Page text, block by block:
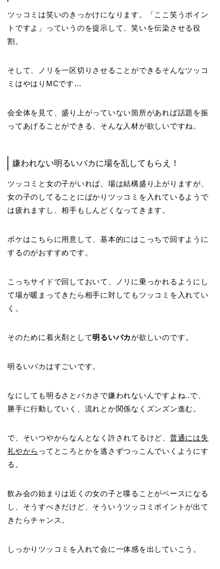
ツッコミは笑いのきっかけになります。「ここ笑うポイン
トですよ」っていうのを提示して、笑いを伝染させる役
割。
そして、ノリを一区切りさせることができるそんなツッコ
ミはやはりMCです…
会全体を見て、盛り上がっていない箇所があれば話題を振
ってあげることができる、そんな人材が欲しいですね。
嫌われない明るいバカに場を乱してもらえ！
ツッコミと女の子がいれば、場は結構盛り上がりますが、
女の子のしてることにばかりツッコミを入れているようで
は疲れますし、相手もしんどくなってきます。
ボケはこちらに用意して、基本的にはこっちで回すように
するのがおすすめです。
こっちサイドで回しておいて、ノリに乗っかれるようにし
て場が暖まってきたら相手に対してもツッコミを入れてい
く。
そのために着火剤として明るいバカが欲しいのです。
明るいバカはすごいです。
なにしても明るさとバカさで嫌われないんですよね..で、
勝手に行動していく、流れとか関係なくズンズン進む。
で、そいつやからなんとなく許されてるけど、 普通には失
礼やから ってところとかを逃さずつっこんでいくようにす
る。
飲み会の始まりは近くの女の子と喋ることがベースになる
し、そうすべきだけど、そういうツッコミポイントが出て
きたらチャンス。
しっかりツッコミを入れて会に一体感を出していこう。